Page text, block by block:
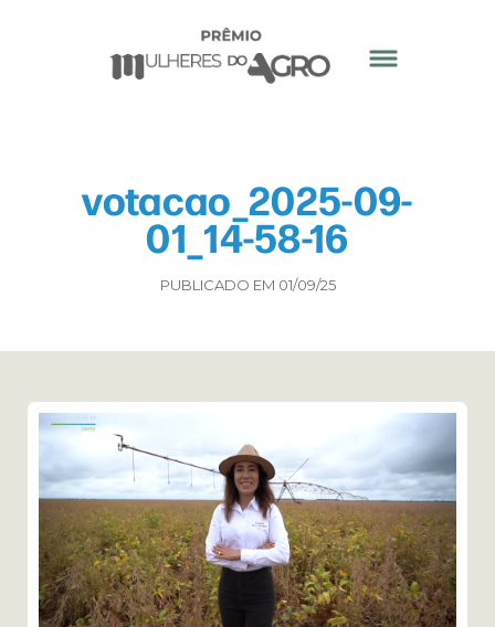
votacao_2025-09-
01_14-58-16
PUBLICADO EM 01/09/25